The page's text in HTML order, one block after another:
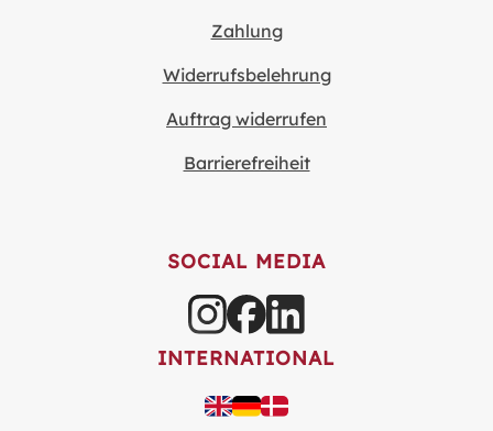
Zahlung
Widerrufsbelehrung
Auftrag widerrufen
Barrierefreiheit
SOCIAL MEDIA
INTERNATIONAL